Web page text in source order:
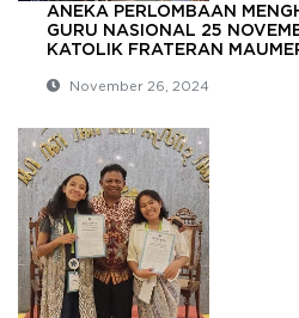
ANEKA PERLOMBAAN
GURU NASIONAL 25
KATOLIK FRATERAN
November 26, 2024